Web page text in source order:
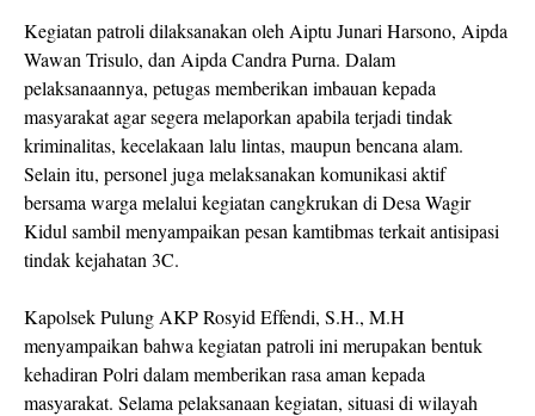
Kegiatan patroli dilaksanakan oleh Aiptu Junari Harsono, Aipda
Wawan Trisulo, dan Aipda Candra Purna. Dalam
pelaksanaannya, petugas memberikan imbauan kepada
masyarakat agar segera melaporkan apabila terjadi tindak
kriminalitas, kecelakaan lalu lintas, maupun bencana alam.
Selain itu, personel juga melaksanakan komunikasi aktif
bersama warga melalui kegiatan cangkrukan di Desa Wagir
Kidul sambil menyampaikan pesan kamtibmas terkait antisipasi
tindak kejahatan 3C.
Kapolsek Pulung AKP Rosyid Effendi, S.H., M.H
menyampaikan bahwa kegiatan patroli ini merupakan bentuk
kehadiran Polri dalam memberikan rasa aman kepada
masyarakat. Selama pelaksanaan kegiatan, situasi di wilayah